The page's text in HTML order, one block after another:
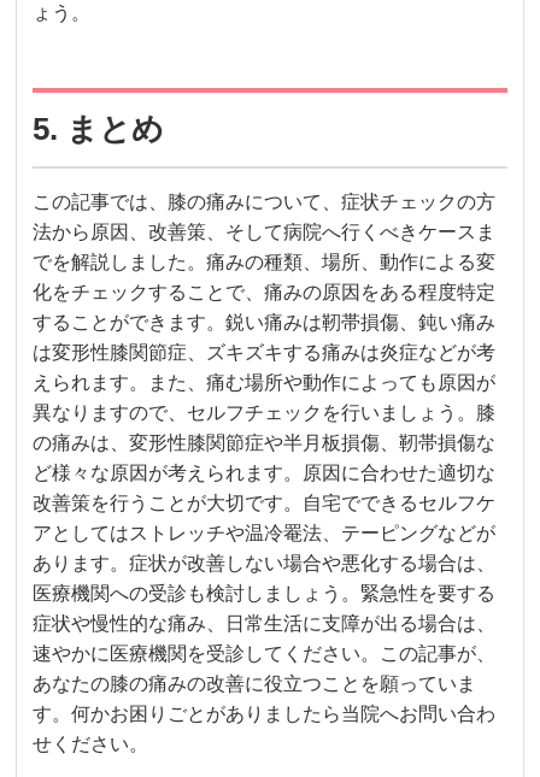
ょう。
5. まとめ
この記事では、膝の痛みについて、症状チェックの方
法から原因、改善策、そして病院へ行くべきケースま
でを解説しました。痛みの種類、場所、動作による変
化をチェックすることで、痛みの原因をある程度特定
することができます。鋭い痛みは靭帯損傷、鈍い痛み
は変形性膝関節症、ズキズキする痛みは炎症などが考
えられます。また、痛む場所や動作によっても原因が
異なりますので、セルフチェックを行いましょう。膝
の痛みは、変形性膝関節症や半月板損傷、靭帯損傷な
ど様々な原因が考えられます。原因に合わせた適切な
改善策を行うことが大切です。自宅でできるセルフケ
アとしてはストレッチや温冷罨法、テーピングなどが
あります。症状が改善しない場合や悪化する場合は、
医療機関への受診も検討しましょう。緊急性を要する
症状や慢性的な痛み、日常生活に支障が出る場合は、
速やかに医療機関を受診してください。この記事が、
あなたの膝の痛みの改善に役立つことを願っていま
す。何かお困りごとがありましたら当院へお問い合わ
せください。